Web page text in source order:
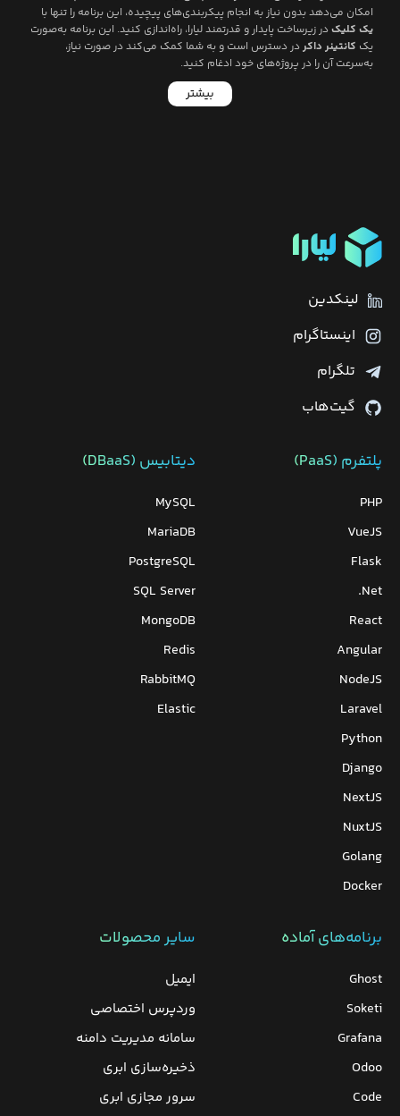
امکان می‌دهد بدون نیاز به انجام پیکربندی‌های پیچیده، این برنامه را تنها با
یک کلیکدر زیرساخت پایدار و قدرتمند لیارا، راه‌اندازی کنید. این برنامه به‌صورت
یک کانتینر داکردر دسترس است و به شما کمک می‌کند در صورت نیاز،
به‌سرعت آن را در پروژه‌های خود ادغام کنید.
بیشتر
لینکدین
اینستاگرام
تلگرام
گیت‌هاب
پلتفرم (PaaS)
PHP
VueJS
Flask
Net.
React
Angular
NodeJS
Laravel
Python
Django
NextJS
NuxtJS
Golang
Docker
دیتابیس‌ (DBaaS)
MySQL
MariaDB
PostgreSQL
SQL Server
MongoDB
Redis
RabbitMQ
Elastic
برنامه‌های‌ آماده
Ghost
Soketi
Grafana
Odoo
Code
سایر محصولات
ایمیل
وردپرس‌ اختصاصی
سامانه مدیریت دامنه
ذخیره‌سازی ابری
سرور مجازی ابری